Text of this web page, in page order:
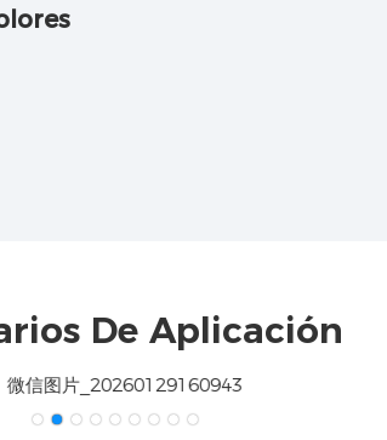
De Aplicación